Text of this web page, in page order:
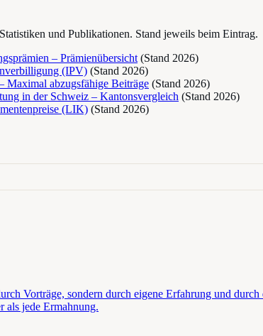
und Publikationen. Stand jeweils beim Eintrag.
– Prämienübersicht (Stand 2026)
(IPV) (Stand 2026)
Maximal abzugsfähige Beiträge (Stand 2026)
in der Schweiz – Kantonsvergleich (Stand 2026)
(LIK) (Stand 2026)
Vorträge, sondern durch eigene Erfahrung und
als jede Ermahnung.